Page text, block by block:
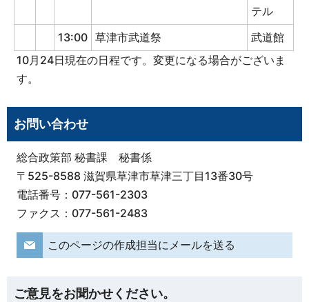
テル
13:00 草津市武道祭
武道館
10月24日現在の日程です。変更になる場合がございま
す。
お問い合わせ
総合政策部 秘書課 秘書係
〒525-8588 滋賀県草津市草津三丁目13番30号
電話番号：077-561-2303
ファクス：077-561-2483
このページの作成担当にメールを送る
ご意見をお聞かせください。